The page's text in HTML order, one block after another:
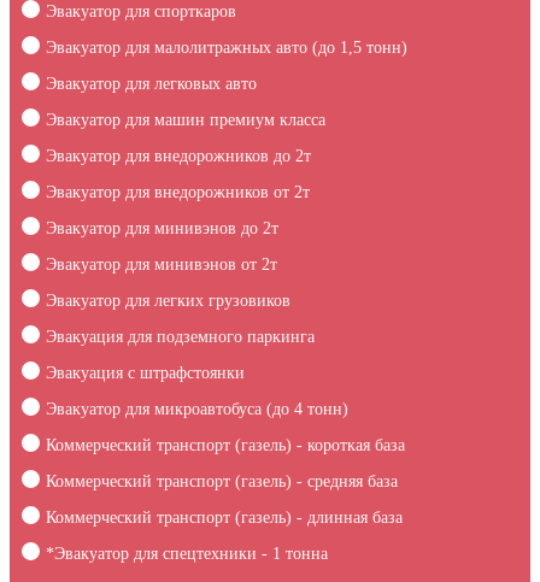
Эвакуатор для спорткаров
Эвакуатор для малолитражных авто (до 1,5 тонн)
Эвакуатор для легковых авто
Эвакуатор для машин премиум класса
Эвакуатор для внедорожников до 2т
Эвакуатор для внедорожников от 2т
Эвакуатор для минивэнов до 2т
Эвакуатор для минивэнов от 2т
Эвакуатор для легких грузовиков
Эвакуация для подземного паркинга
Эвакуация c штрафстоянки
Эвакуатор для микроавтобуса (до 4 тонн)
Коммерческий транспорт (газель) - короткая база
Коммерческий транспорт (газель) - средняя база
Коммерческий транспорт (газель) - длинная база
*Эвакуатор для спецтехники - 1 тонна